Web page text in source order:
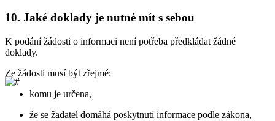
10. Jaké doklady je nutné mít s sebou
K podání žádosti o informaci není potřeba předkládat žádné
doklady.
Ze žádosti musí být zřejmé:
komu je určena,
že se žadatel domáhá poskytnutí informace podle zákona,